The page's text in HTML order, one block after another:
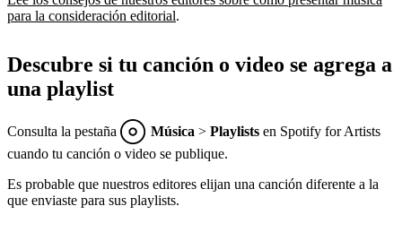
para la consideración editorial.
Descubre si tu canción o video se agrega a
una playlist
Consulta la pestaña Música > Playlists en Spotify for Artists
cuando tu canción o video se publique.
Es probable que nuestros editores elijan una canción diferente a la
que enviaste para sus playlists.